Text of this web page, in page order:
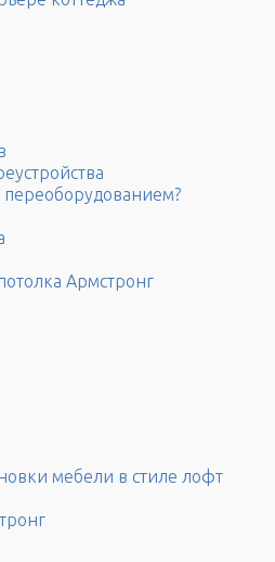
переоборудованием?
Армстронг
мебели в стиле лофт